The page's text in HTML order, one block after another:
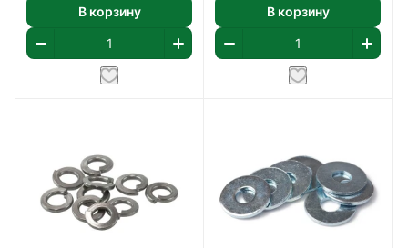
В корзину В корзину